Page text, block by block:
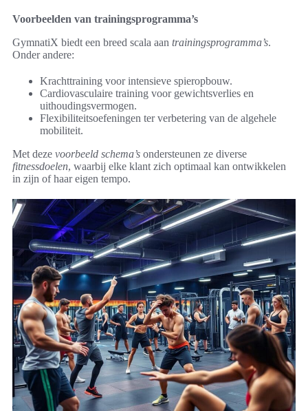
Voorbeelden van trainingsprogramma’s
GymnatiX biedt een breed scala aan trainingsprogramma’s.
Onder andere:
Krachttraining voor intensieve spieropbouw.
Cardiovasculaire training voor gewichtsverlies en
uithoudingsvermogen.
Flexibiliteitsoefeningen ter verbetering van de algehele
mobiliteit.
Met deze voorbeeld schema’s ondersteunen ze diverse
fitnessdoelen, waarbij elke klant zich optimaal kan ontwikkelen
in zijn of haar eigen tempo.